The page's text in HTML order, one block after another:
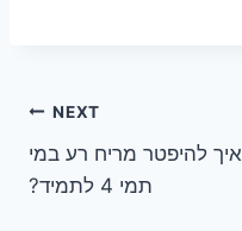
NEXT
איך להיפטר מריח רע במי
תמי 4 לתמיד?